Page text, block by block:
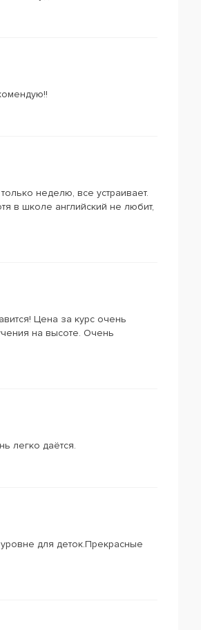
неделю, все устраивает.
в школе английский не любит,
Цена за курс очень
на высоте. Очень
легко даётся.
для деток.Прекрасные